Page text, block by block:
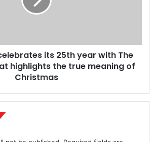
its 25th year with The
highlights the true meaning of
Christmas